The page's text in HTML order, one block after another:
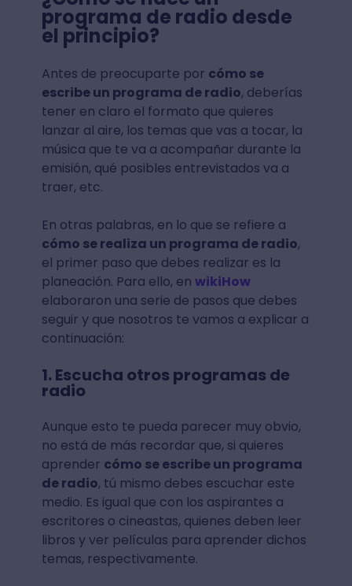
programa de radio desde
el principio?
Antes de preocuparte por cómo se
escribe un programa de radio, deberías
tener en claro el formato que quieres
lanzar al aire, los temas que vas a tocar, la
música que te va a acompañar durante la
emisión, qué posibles entrevistados va a
traer, etc.
En otras palabras, en lo que se refiere a
cómo se realiza un programa de radio,
el primer paso que debes realizar es la
planeación. Para ello, en wikiHow
elaboraron una serie de pasos que debes
seguir y que nosotros te vamos a explicar a
continuación:
1. Escucha otros programas de
radio
Aunque esto te pueda parecer muy obvio,
no está de más recordar que, si quieres
aprender cómo se escribe un programa
de radio, tú mismo debes escuchar este
medio. Es igual que con los aspirantes a
escritores o cineastas, quienes deben leer
libros y ver películas para aprender dichos
temas, respectivamente.